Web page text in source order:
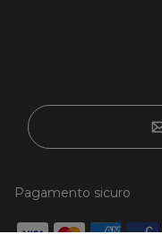
Pagamento sicuro